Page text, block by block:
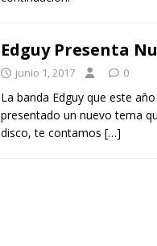
Edguy Presenta
junio 1, 2017 0
La banda Edguy que este
presentado un nuevo tema
disco, te contamos […]